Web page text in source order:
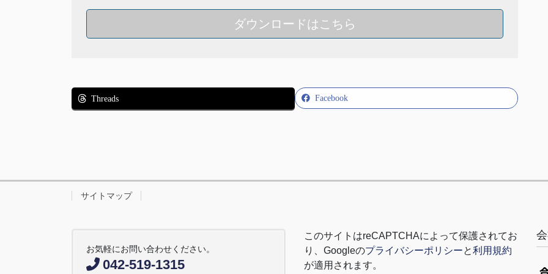
ダウンロードはこちら
Facebook
Threads
サイトマップ
お気軽にお問い合わせください。
042-519-1315
このサイトはreCAPTCHAによって保護されてお
り、 Googleのプライバシーポリシーと利用規約
が適用されます。